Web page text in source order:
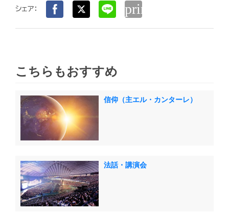
シェア： print
こちらもおすすめ
信仰（主エル・カンターレ）
法話・講演会